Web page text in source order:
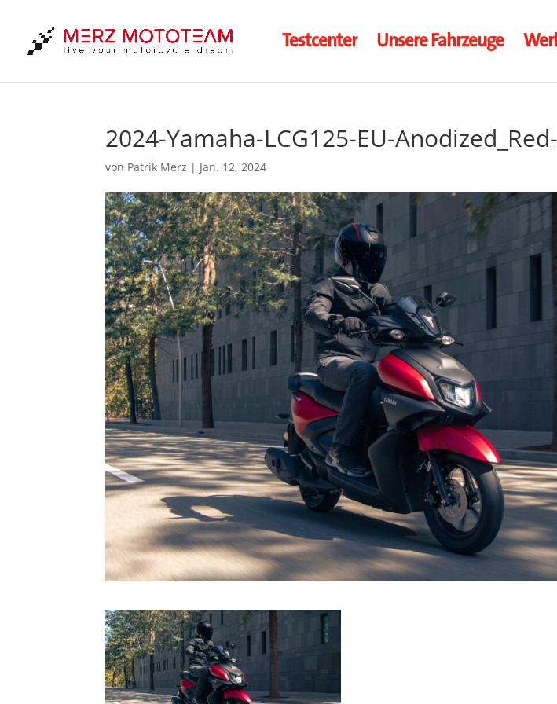
Testcenter Unsere Fahrzeuge
2024-Yamaha-LCG125-EU-
von Patrik Merz | Jan. 12, 2024